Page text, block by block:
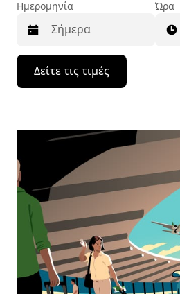
Ημερομηνία
Πατήστε
πλήκτρο
να
μετακινηθείτε
στο
ημερολόγιο
επιλέξετε
ημερομηνία.
Πατήστε
Ώρα
Δείτε τις τιμές